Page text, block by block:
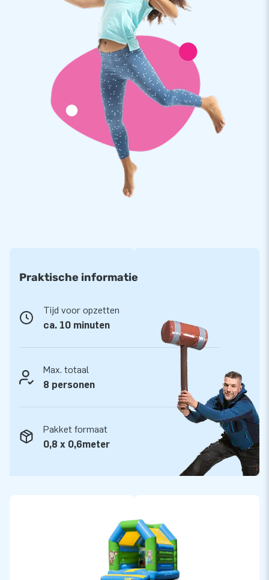
handleiding. Alles compleet voor een mooie beleving.
Kwaliteit en Garantie
JB springkastelen zijn op meerdere punten verstevigd en
meervoudig gestikt en zijn gemaakt van sterk, hoge kwaliteit
PVC. Ze zijn daardoor duurzaam en eenvoudig schoon te
houden. Het midi boerderij springkasteel wordt tevens door
JB geleverd met 5 jaar garantie. Hierdoor lever jij met dit
product jarenlang optimaal speelplezier.
Koop dit unieke midi springkasteel met boerderij thema en
bezorg jouw klanten de dag van hun leven!
Meer dan 15.000 klanten kozen ook voor JB
van onze professionele service en levering. Zij noemen ons
Praktische informatie
Tijd voor opzetten
ca. 10 minuten
Max. totaal
8 personen
Pakket formaat
0,8 x 0,6meter